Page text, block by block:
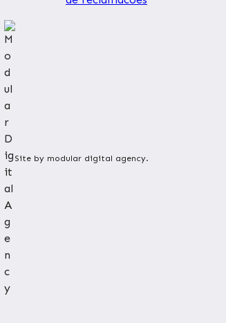
Site by modular digital agency.